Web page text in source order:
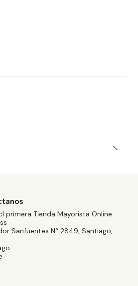
primera Tienda Mayorista Online
Sanfuentes N° 2849, Santiago,